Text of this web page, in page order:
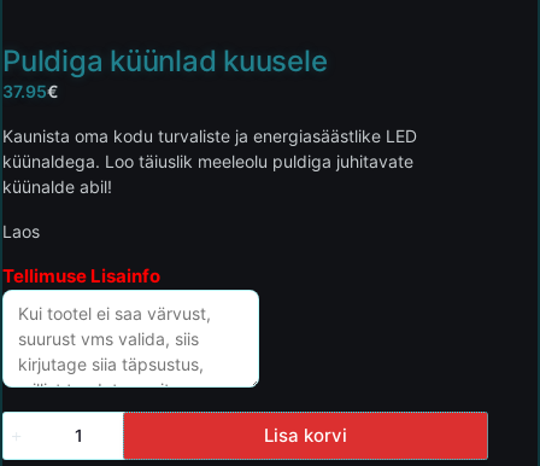
Puldiga küünlad kuusele
37.95€
Kaunista oma kodu turvaliste ja energiasäästlike LED
küünaldega. Loo täiuslik meeleolu puldiga juhitavate
küünalde abil!
Laos
Tellimuse Lisainfo
Lisa korvi